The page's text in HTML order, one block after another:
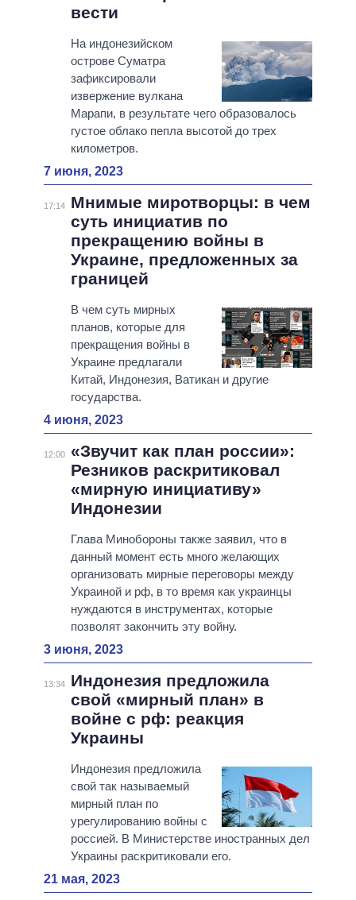
вести
На индонезийском
острове Суматра
зафиксировали
извержение вулкана
Марапи, в результате чего образовалось
густое облако пепла высотой до трех
километров.
7 июня, 2023
17:14
Мнимые миротворцы: в чем
суть инициатив по
прекращению войны в
Украине, предложенных за
границей
В чем суть мирных
планов, которые для
прекращения войны в
Украине предлагали
Китай, Индонезия, Ватикан и другие
государства.
4 июня, 2023
12:00
«Звучит как план россии»:
Резников раскритиковал
«мирную инициативу»
Индонезии
Глава Минобороны также заявил, что в
данный момент есть много желающих
организовать мирные переговоры между
Украиной и рф, в то время как украинцы
нуждаются в инструментах, которые
позволят закончить эту войну.
3 июня, 2023
13:34
Индонезия предложила
свой «мирный план» в
войне с рф: реакция
Украины
Индонезия предложила
свой так называемый
мирный план по
урегулированию войны с
россией. В Министерстве иностранных дел
Украины раскритиковали его.
21 мая, 2023